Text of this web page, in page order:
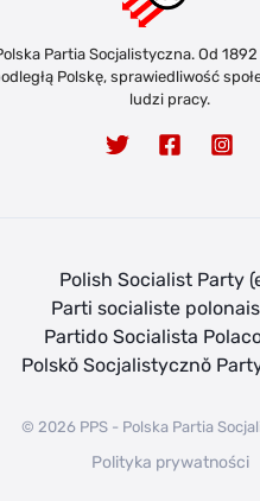
Partia Socjalistyczna. Od
Polskę, sprawiedliwość
ludzi pracy.
Polish Socialist Party
Parti socialiste
Partido Socialista
Polskŏ Socjalistycznŏ
© 2026 PPS - Polska Partia
Polityka prywatności